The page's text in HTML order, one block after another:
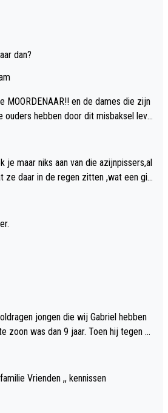
dan?
MOORDENAAR!! en de dames die zijn
ouders hebben door dit misbaksel leve
je maar niks aan van die azijnpissers,al
ze daar in de regen zitten ,wat een gill
jongen die wij Gabriel hebben
hij tegen d
Anouk en Douwe Bob hun rouw verd
heb ik zeker begrip hiervoor. Wa
mijn gezins verlies in 1992 een soor
Vrienden ,, kennissen